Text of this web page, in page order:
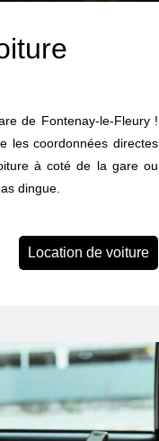
de Fontenay-le-Fleury !
les coordonnées directes
à coté de la gare ou
dingue.
Location de voiture